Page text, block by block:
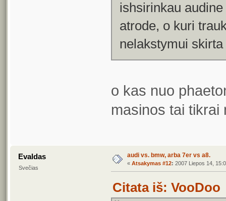
ishsirinkau
atrode, o kuri
nelakstymui
o kas nuo
masinos tai
Evaldas
Svečias
audi vs. bmw, arba 7er vs a8.
« Atsakymas #12: 2007 Liepos 14,
Citata iš: VooDoo